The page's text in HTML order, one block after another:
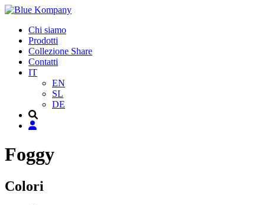
Chi siamo
Prodotti
Collezione Share
Contatti
IT
EN
SL
DE
Foggy
Colori